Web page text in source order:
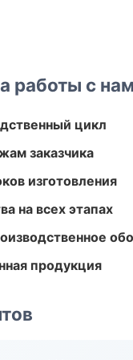
работы с
цикл
заказчика
изготовления
на всех этапах
продукция